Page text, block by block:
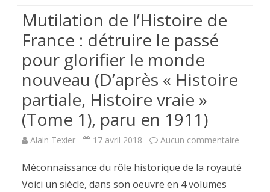
Mutilation de l’Histoire de
France : détruire le passé
pour glorifier le monde
nouveau (D’après « Histoire
partiale, Histoire vraie »
(Tome 1), paru en 1911)
Alain Texier 17 avril 2018 Aucun commentaire
Méconnaissance du rôle historique de la royauté
Voici un siècle, dans son oeuvre en 4 volumes